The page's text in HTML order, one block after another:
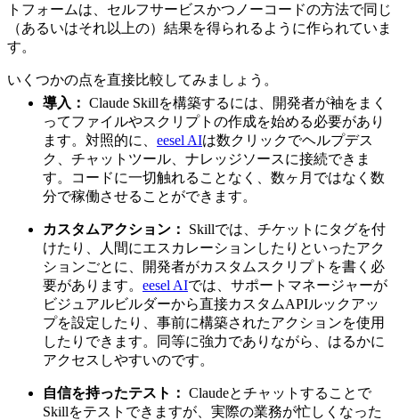
トフォームは、セルフサービスかつノーコードの方法で同じ
（あるいはそれ以上の）結果を得られるように作られていま
す。
いくつかの点を直接比較してみましょう。
導入： Claude Skillを構築するには、開発者が袖をまく
ってファイルやスクリプトの作成を始める必要があり
ます。対照的に、 eesel AIは数クリックでヘルプデス
ク、チャットツール、ナレッジソースに接続できま
す。コードに一切触れることなく、数ヶ月ではなく数
分で稼働させることができます。
カスタムアクション：
Skillでは、チケットにタグを付
けたり、人間にエスカレーションしたりといったアク
ションごとに、開発者がカスタムスクリプトを書く必
要があります。 eesel AIでは、サポートマネージャーが
ビジュアルビルダーから直接カスタムAPIルックアッ
プを設定したり、事前に構築されたアクションを使用
したりできます。同等に強力でありながら、はるかに
アクセスしやすいのです。
自信を持ったテスト： Claudeとチャットすることで
Skillをテストできますが、実際の業務が忙しくなった